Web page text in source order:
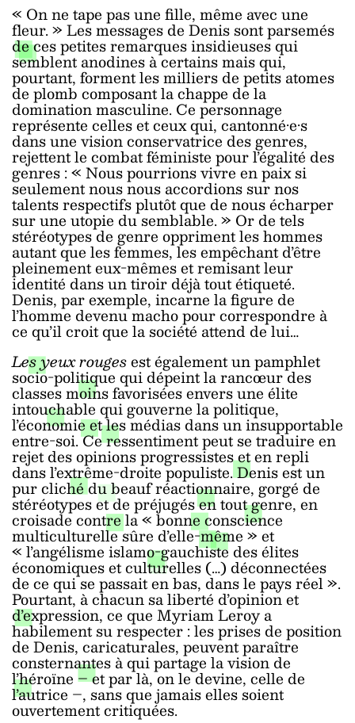
« On ne tape pas une fille, même avec une
fleur. » Les messages de Denis sont parsemés
de ces petites remarques insidieuses qui
semblent anodines à certains mais qui,
pourtant, forment les milliers de petits atomes
de plomb composant la chappe de la
domination masculine. Ce personnage
représente celles et ceux qui, cantonné·e·s
dans une vision conservatrice des genres,
rejettent le combat féministe pour l’égalité des
genres : « Nous pourrions vivre en paix si
seulement nous nous accordions sur nos
talents respectifs plutôt que de nous écharper
sur une utopie du semblable. » Or de tels
stéréotypes de genre oppriment les hommes
autant que les femmes, les empêchant d’être
pleinement eux-mêmes et remisant leur
identité dans un tiroir déjà tout étiqueté.
Denis, par exemple, incarne la figure de
l’homme devenu macho pour correspondre à
ce qu’il croit que la société attend de lui…
Les yeux rougesest également un pamphlet
socio-politique qui dépeint la rancœur des
classes moins favorisées envers une élite
intouchable qui gouverne la politique,
l’économie et les médias dans un insupportable
entre-soi. Ce ressentiment peut se traduire en
rejet des opinions progressistes et en repli
dans l’extrême-droite populiste. Denis est un
pur cliché du beauf réactionnaire, gorgé de
stéréotypes et de préjugés en tout genre, en
croisade contre la « bonne conscience
multiculturelle sûre d’elle-même » et
« l’angélisme islamo-gauchiste des élites
économiques et culturelles (…) déconnectées
de ce qui se passait en bas, dans le pays réel ».
Pourtant, à chacun sa liberté d’opinion et
d’expression, ce que Myriam Leroy a
habilement su respecter : les prises de position
de Denis, caricaturales, peuvent paraître
consternantes à qui partage la vision de
l’héroïne – et par là, on le devine, celle de
l’autrice –, sans que jamais elles soient
ouvertement critiquées.